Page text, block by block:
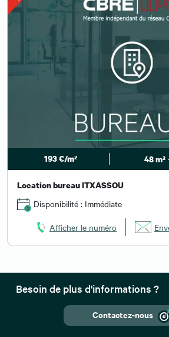
193 €/m² 48 m²
Location bureau ITXASSOU
Disponibilité : Immédiate
Afficher le numéro
Besoin de plus d'informations ?
Contactez-nous